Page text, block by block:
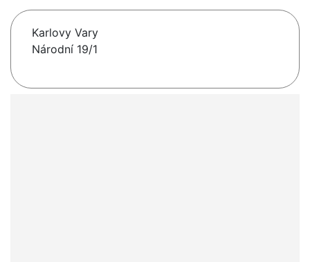
Karlovy Vary
Národní 19/1